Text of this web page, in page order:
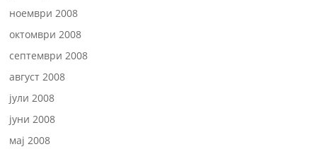
ноември 2008
октомври 2008
септември 2008
август 2008
јули 2008
јуни 2008
мај 2008